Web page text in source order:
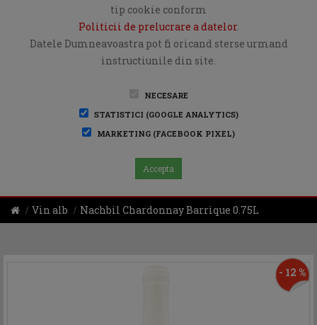
tip cookie conform
Politicii de prelucrare a datelor.
Datele Dumneavoastra pot fi oricand sterse urmand
instructiunile din site.
NECESARE
STATISTICI (GOOGLE ANALYTICS)
MARKETING (FACEBOOK PIXEL)
Accepta
Vin alb Nachbil Chardonnay Barrique 0.75L
- 12 %